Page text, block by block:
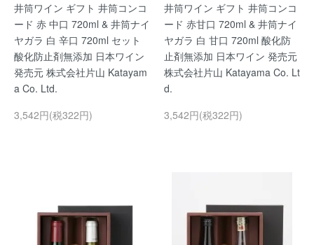
井筒ワイン ギフト 井筒コンコ
ード 赤 中口 720ml & 井筒ナイ
ヤガラ 白 辛口 720ml セット
酸化防止剤無添加 日本ワイン
発売元 株式会社片山 Katayam
a Co. Ltd.
3,542円(税322円)
井筒ワイン ギフト 井筒コンコ
ード 赤甘口 720ml & 井筒ナイ
ヤガラ 白 甘口 720ml 酸化防
止剤無添加 日本ワイン 発売元
株式会社片山 Katayama Co. Lt
d.
3,542円(税322円)